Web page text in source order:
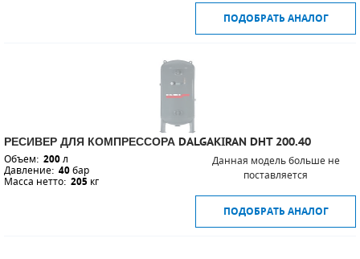
ПОДОБРАТЬ АНАЛОГ
РЕСИВЕР ДЛЯ КОМПРЕССОРА DALGAKIRAN DHT 200.40
Объем: 200л
Давление: 40бар
Масса нетто: 205 кг
Данная модель больше не
поставляется
ПОДОБРАТЬ АНАЛОГ